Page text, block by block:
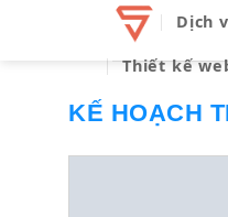
Dịch
Thiết kế
KẾ HOẠCH